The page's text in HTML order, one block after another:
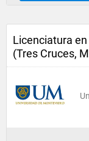
Licenciatura
(Tres Cruces,